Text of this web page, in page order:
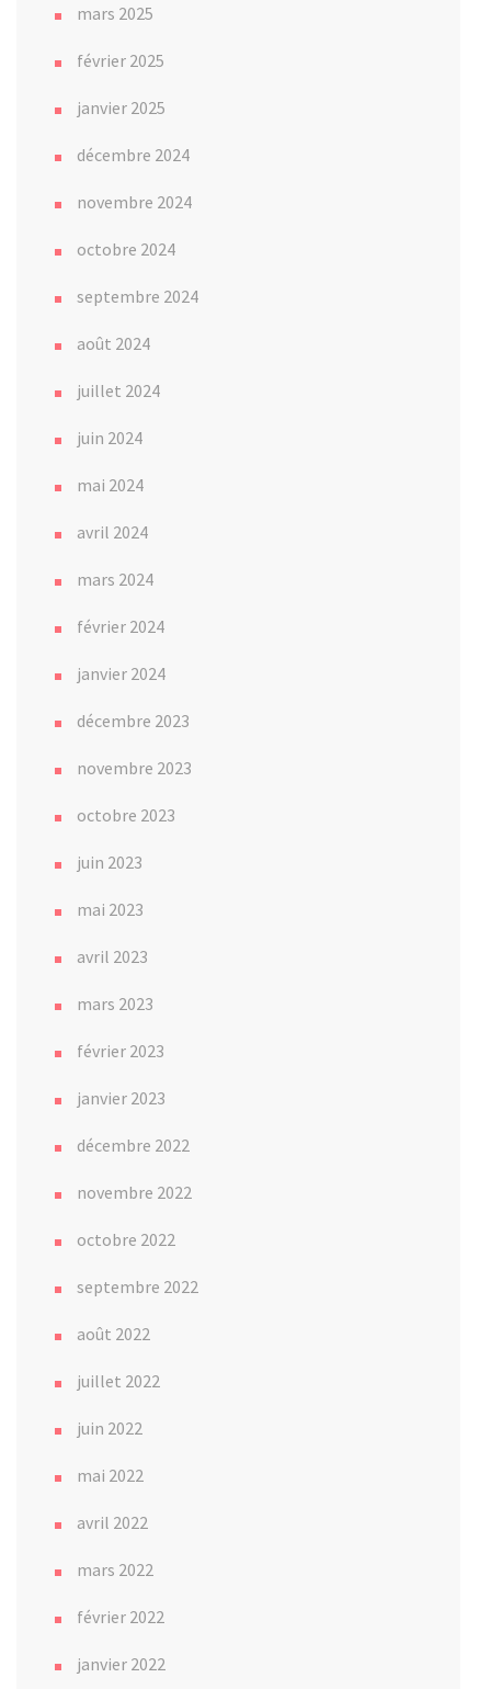
mars 2025
février 2025
janvier 2025
décembre 2024
novembre 2024
octobre 2024
septembre 2024
août 2024
juillet 2024
juin 2024
mai 2024
avril 2024
mars 2024
février 2024
janvier 2024
décembre 2023
novembre 2023
octobre 2023
juin 2023
mai 2023
avril 2023
mars 2023
février 2023
janvier 2023
décembre 2022
novembre 2022
octobre 2022
septembre 2022
août 2022
juillet 2022
juin 2022
mai 2022
avril 2022
mars 2022
février 2022
janvier 2022